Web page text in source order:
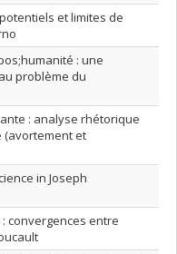
et limites de
: une
problème du
: analyse rhétorique
(avortement et
in Joseph
convergences entre